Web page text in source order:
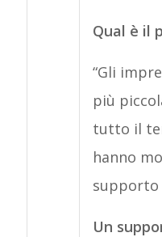
Qual è il
“Gli
più
tutto il
hanno
supporto
Un